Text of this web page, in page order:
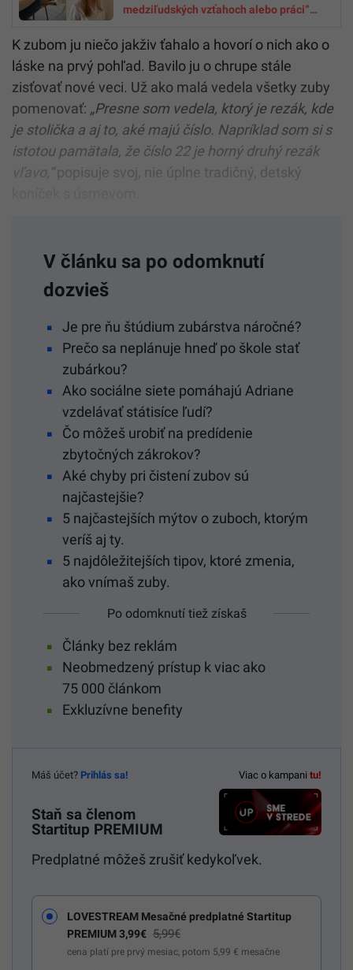
medziľudských vzťahoch alebo práci“
K zubom ju niečo jakživ ťahalo a hovorí o nich ako o
láske na prvý pohľad. Bavilo ju o chrupe stále
zisťovať nové veci. Už ako malá vedela všetky zuby
pomenovať: „Presne som vedela, ktorý je rezák, kde
je stolička a aj to, aké majú číslo. Napríklad som si s
istotou pamätala, že číslo 22 je horný druhý rezák
vľavo,“popisuje svoj, nie úplne tradičný, detský
V článku sa po odomknutí
dozvieš
Je pre ňu štúdium zubárstva náročné?
Prečo sa neplánuje hneď po škole stať
zubárkou?
Ako sociálne siete pomáhajú Adriane
vzdelávať státisíce ľudí?
Čo môžeš urobiť na predídenie
zbytočných zákrokov?
Aké chyby pri čistení zubov sú
najčastejšie?
5 najčastejších mýtov o zuboch, ktorým
veríš aj ty.
5 najdôležitejších tipov, ktoré zmenia,
ako vnímaš zuby.
Po odomknutí tiež získaš
Články bez reklám
Neobmedzený prístup k viac ako
75 000 článkom
Exkluzívne benefity
Viac o kampani tu!
Máš účet? Prihlás sa!
Staň sa členom
Startitup PREMIUM
Predplatné môžeš zrušiť kedykoľvek.
LOVESTREAM Mesačné predplatné Startitup
PREMIUM 3,99€ 5,99€
cena platí pre prvý mesiac, potom 5,99 € mesačne